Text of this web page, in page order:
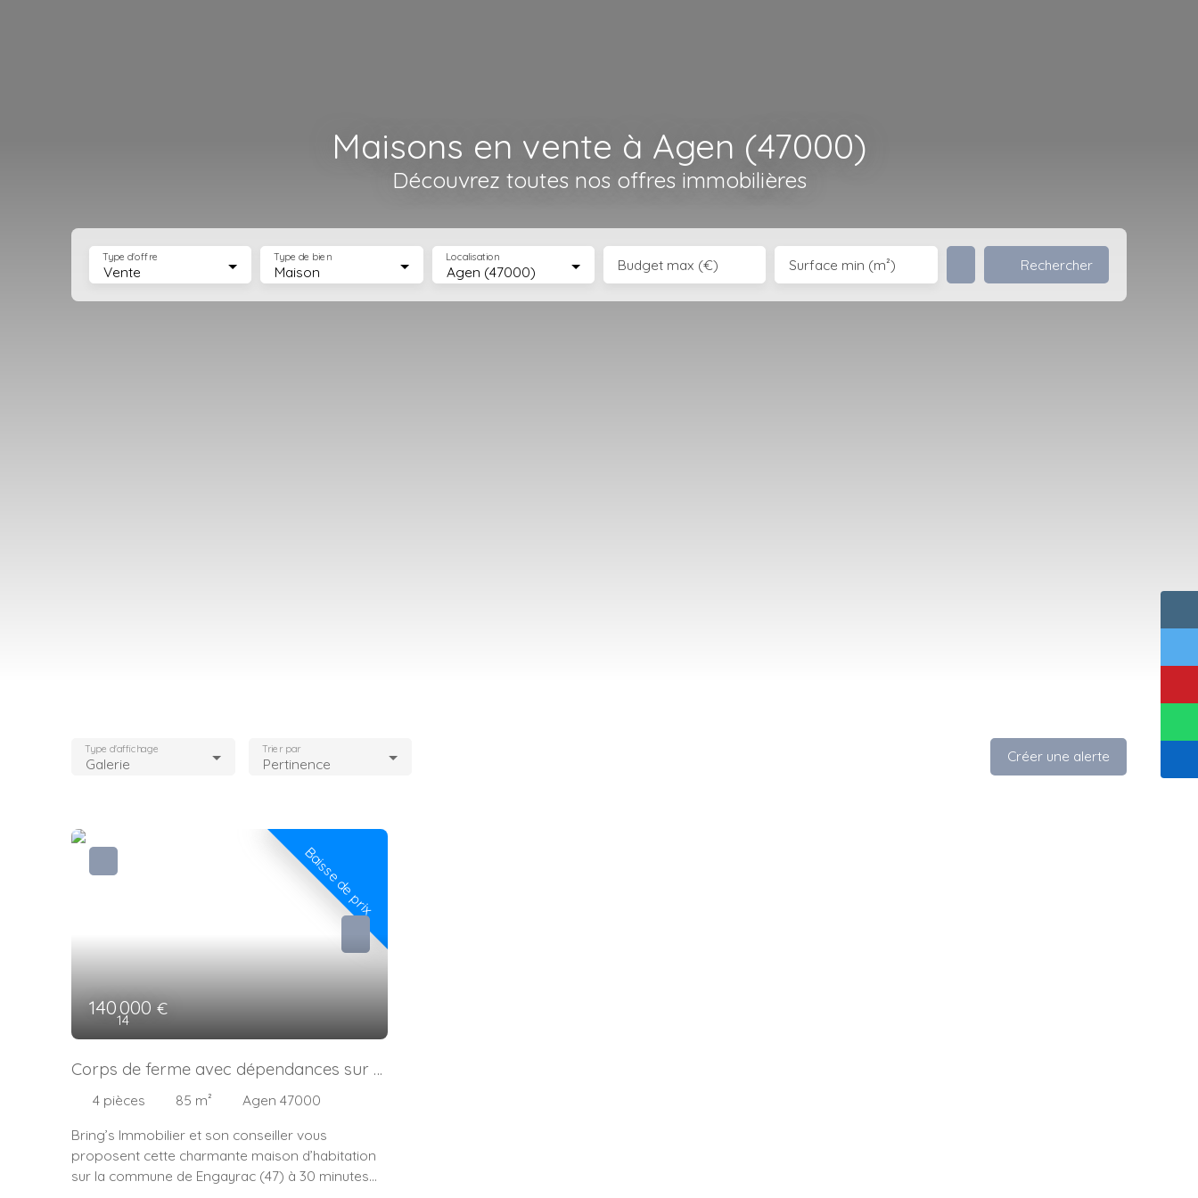
Maisons en vente à Agen (47000)
Découvrez toutes nos offres immobilières
Vente
Type d'offre
Maison
Type de bien
Agen (47000)
Localisation Budget max (€) Surface min (m²) Rechercher
Galerie
Type d'affichage
Pertinence
Trier par Créer une alerte
Baisse de prix
140 000€
14
Corps de ferme avec dépendances sur 8
000 m² – Fort potentiel !
4 pièces 85 m²
Agen 47000
Bring’s Immobilier et son conseiller vous
proposent cette charmante maison d’habitation
sur la commune de Engayrac (47) à 30 minutes